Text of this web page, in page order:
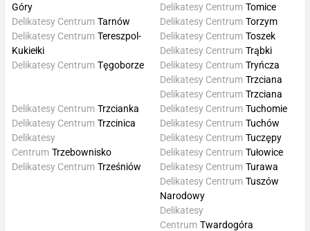
Góry
Delikatesy Centrum Tarnów
Delikatesy Centrum Tereszpol-
Kukiełki
Delikatesy Centrum Tęgoborze
Delikatesy Centrum Tomice
Delikatesy Centrum Torzym
Delikatesy Centrum Toszek
Delikatesy Centrum Trąbki
Delikatesy Centrum Tryńcza
Delikatesy Centrum Trzciana
Delikatesy Centrum Trzciana
Delikatesy Centrum Trzcianka
Delikatesy Centrum Trzcinica
Delikatesy
Centrum Trzebownisko
Delikatesy Centrum Trześniów
Delikatesy Centrum Tuchomie
Delikatesy Centrum Tuchów
Delikatesy Centrum Tuczępy
Delikatesy Centrum Tułowice
Delikatesy Centrum Turawa
Delikatesy Centrum Tuszów
Narodowy
Delikatesy
Centrum Twardogóra